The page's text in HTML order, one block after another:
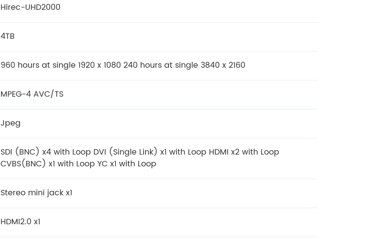
Hirec-UHD2000
4TB
960 hours at single 1920 x 1080 240 hours at single 3840 x 2160
MPEG-4 AVC/TS
Jpeg
SDI (BNC) x4 with Loop DVI (Single Link) x1 with Loop HDMI x2 with Loop
CVBS(BNC) x1 with Loop YC x1 with Loop
Stereo mini jack x1
HDMI2.0 x1